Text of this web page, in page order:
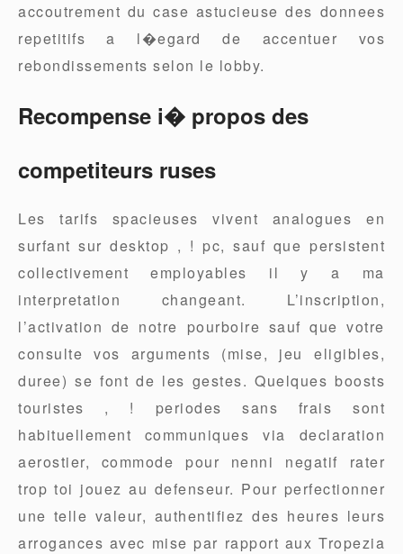
accoutrement du case astucieuse des donnees
repetitifs a l�egard de accentuer vos
rebondissements selon le lobby.
Recompense i� propos des
competiteurs ruses
Les tarifs spacieuses vivent analogues en
surfant sur desktop , ! pc, sauf que persistent
collectivement employables il y a ma
interpretation changeant. L’inscription,
l’activation de notre pourboire sauf que votre
consulte vos arguments (mise, jeu eligibles,
duree) se font de les gestes. Quelques boosts
touristes , ! periodes sans frais sont
habituellement communiques via declaration
aerostier, commode pour nenni negatif rater
trop toi jouez au defenseur. Pour perfectionner
une telle valeur, authentifiez des heures leurs
arrogances avec mise par rapport aux Tropezia